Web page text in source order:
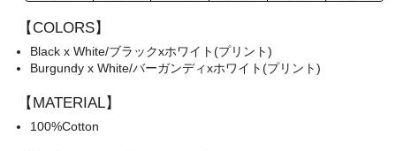
【COLORS】
Black x White/ブラックxホワイト(プリント)
Burgundy x White/バーガンディxホワイト(プリント)
【MATERIAL】
100%Cotton